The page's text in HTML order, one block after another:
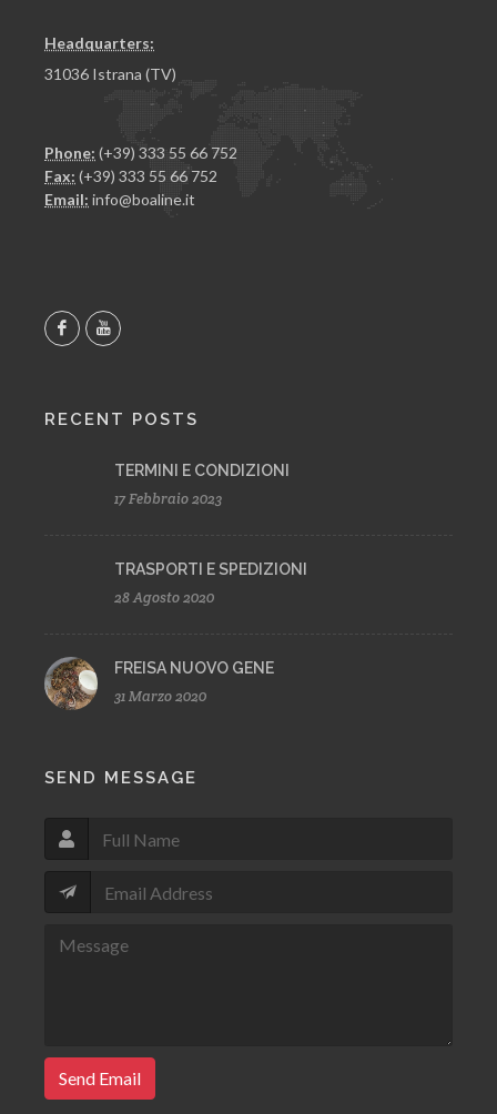
Headquarters:
31036 Istrana (TV)
Phone: (+39) 333 55 66 752
Fax: (+39) 333 55 66 752
Email: info@boaline.it
RECENT POSTS
TERMINI E CONDIZIONI
17 Febbraio 2023
TRASPORTI E SPEDIZIONI
28 Agosto 2020
FREISA NUOVO GENE
31 Marzo 2020
SEND MESSAGE
Send Email